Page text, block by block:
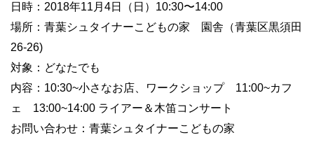
日時：2018年11月4日（日）10:30〜14:00
場所：青葉シュタイナーこどもの家 園舎（青葉区黒須田
26-26)
対象：どなたでも
内容：10:30~小さなお店、ワークショップ 11:00~カフ
ェ 13:00~14:00 ライアー＆木笛コンサート
お問い合わせ：青葉シュタイナーこどもの家